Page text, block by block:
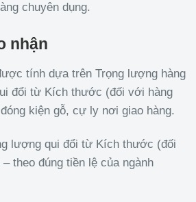
chuyên dụng.
nhận
tính dựa trên Trọng lượng hàng
đổi từ Kích thước (đối với hàng
kiện gỗ, cự ly nơi giao hàng.
lượng qui đổi từ Kích thước (đối
theo đúng tiền lệ của ngành